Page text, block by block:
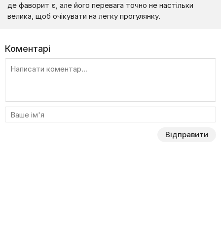
де фаворит є, але його перевага точно не настільки
велика, щоб очікувати на легку прогулянку.
Коментарі
Відправити